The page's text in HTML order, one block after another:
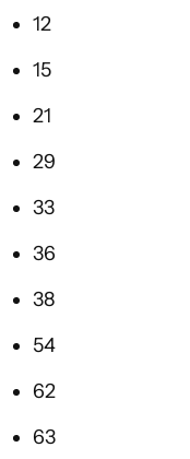
12
15
21
29
33
36
38
54
62
63